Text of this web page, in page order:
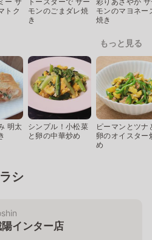
トク
モンのごまダレ焼
き
モンのマヨネー
焼き
もっと見る
明太
シンプル！小松菜
と卵の中華炒め
ピーマンとツナ
卵のオイスター
め
シ
インター店